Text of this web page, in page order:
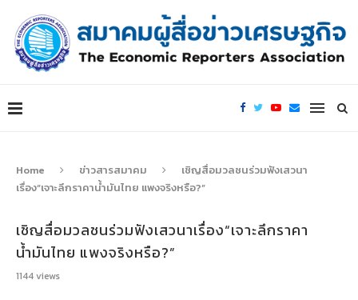
Home ข่าวสารสมาคม
เชิญสื่อมวลชนร่วมฟังเสวนา
เรื่อง“เจาะลึกราคาน้ำมันไทย แพงจริงหรือ?”
เชิญสื่อมวลชนร่วมฟังเสวนาเรื่อง“เจาะลึกราคา
น้ำมันไทย แพงจริงหรือ?”
1144views